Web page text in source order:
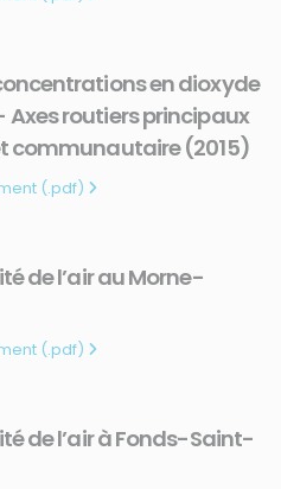
en dioxyde
Axes routiers principaux
communautaire (2015)
(.pdf)
de l’air au Morne-
(.pdf)
de l’air à Fonds-Saint-